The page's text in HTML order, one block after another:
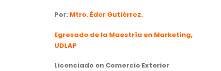
Por: Mtro. Éder Gutiérrez.
Egresado de la Maestría en Marketing,
UDLAP
Licenciado en Comercio Exterior